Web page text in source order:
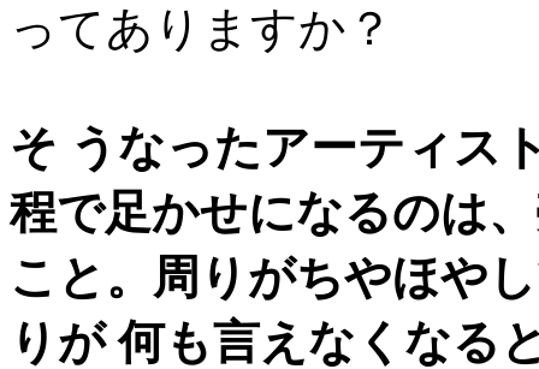
ってありますか？
そ うなったアーティス
程で足かせになるのは
こと。周りがちやほや
りが 何も言えなくなる